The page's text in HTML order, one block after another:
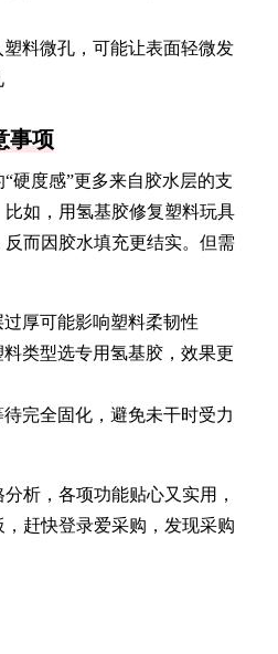
料微孔，可能让表面轻微发
事项
硬度感”更多来自胶水层的支
如，用氢基胶修复塑料玩具
而因胶水填充更结实。但需
厚可能影响塑料柔韧性
类型选专用氢基胶，效果更
完全固化，避免未干时受力
析，各项功能贴心又实用，
赶快登录爱采购，发现采购